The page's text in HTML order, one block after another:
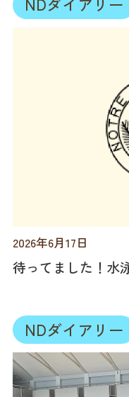
2026年6月17日
待ってました！水
NDダイアリー